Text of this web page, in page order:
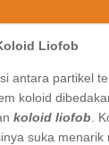
Liofob
antara partikel
koloid
koloid liofob .
suka menarik